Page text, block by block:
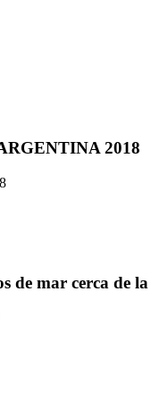
2018
de mar cerca de